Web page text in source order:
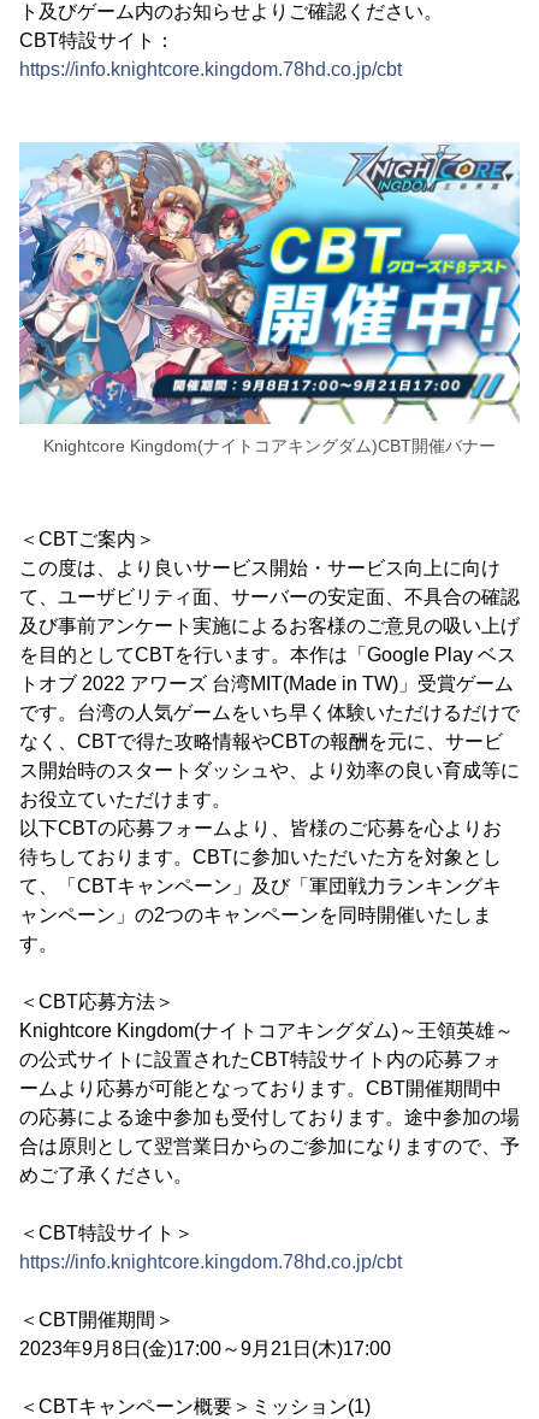
ト及びゲーム内のお知らせよりご確認ください。
CBT特設サイト：
https://info.knightcore.kingdom.78hd.co.jp/cbt
Knightcore Kingdom(ナイトコアキングダム)CBT開催バナー
＜CBTご案内＞
この度は、より良いサービス開始・サービス向上に向け
て、ユーザビリティ面、サーバーの安定面、不具合の確認
及び事前アンケート実施によるお客様のご意見の吸い上げ
を目的としてCBTを行います。本作は「Google Play ベス
トオブ 2022 アワーズ 台湾MIT(Made in TW)」受賞ゲーム
です。台湾の人気ゲームをいち早く体験いただけるだけで
なく、CBTで得た攻略情報やCBTの報酬を元に、サービ
ス開始時のスタートダッシュや、より効率の良い育成等に
お役立ていただけます。
以下CBTの応募フォームより、皆様のご応募を心よりお
待ちしております。CBTに参加いただいた方を対象とし
て、「CBTキャンペーン」及び「軍団戦力ランキングキ
ャンペーン」の2つのキャンペーンを同時開催いたしま
す。
＜CBT応募方法＞
Knightcore Kingdom(ナイトコアキングダム)～王領英雄～
の公式サイトに設置されたCBT特設サイト内の応募フォ
ームより応募が可能となっております。CBT開催期間中
の応募による途中参加も受付しております。途中参加の場
合は原則として翌営業日からのご参加になりますので、予
めご了承ください。
＜CBT特設サイト＞
https://info.knightcore.kingdom.78hd.co.jp/cbt
＜CBT開催期間＞
2023年9月8日(金)17:00～9月21日(木)17:00
＜CBTキャンペーン概要＞ミッション(1)